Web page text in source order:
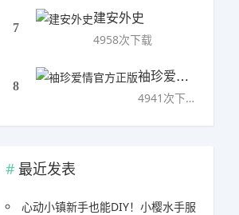
7
建安外史
4958次下载
8
袖珍爱情官方正版
4941次下载
最近发表
心动小镇新手也能DIY！小樱水手服